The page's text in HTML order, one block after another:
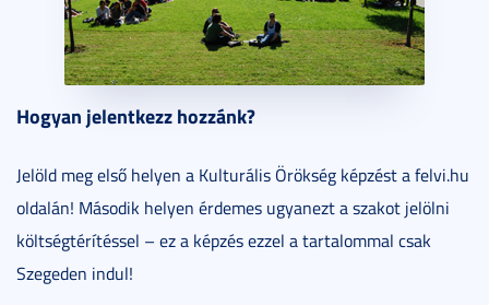
Hogyan jelentkezz hozzánk?
Jelöld meg első helyen a Kulturális Örökség képzést a felvi.hu
oldalán! Második helyen érdemes ugyanezt a szakot jelölni
költségtérítéssel – ez a képzés ezzel a tartalommal csak
Szegeden indul!